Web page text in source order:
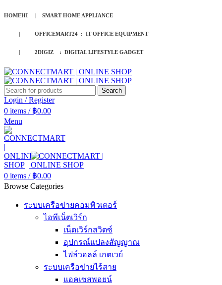
HOMEHI | SMART HOME APPLIANCE
| OFFICEMART24 : IT OFFICE EQUIPMENT
| 2DIGIZ : DIGITAL LIFESTYLE GADGET
Search
Login / Register
0 items / ฿0.00
Menu
0 items / ฿0.00
Browse Categories
ระบบเครือข่ายคอมพิวเตอร์
ไอพีเน็ตเวิร์ก
เน็ตเวิร์กสวิตซ์
อุปกรณ์แปลงสัญญาณ
ไฟล์วอลล์ เกตเวย์
ระบบเครือข่ายไร้สาย
แอคเซสพอยน์